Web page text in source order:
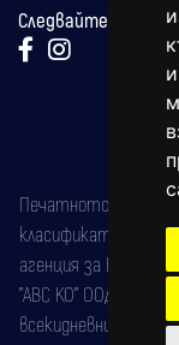
Следвайте ни:
Печатното издание
класификатор на
агенция за ISSN) под
"АВС КО" ООД е
всекидневник на